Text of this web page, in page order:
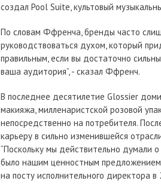
создал Pool Suite, культовый
По словам Ффренча, бренды часто
руководствоваться духом, который
правильным, если вы достаточно
ваша аудитория”, - сказал Ффренч.
В последнее десятилетие Glossier
макияжа, милленаристской розовой
непосредственно на потребителя.
карьеру в сильно изменившейся
“Поскольку мы действительно думали
было нашим ценностным
на посту исполнительного директора в